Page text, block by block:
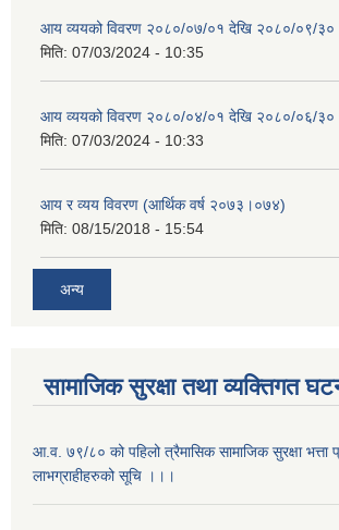
आय व्ययको विवरण २०८०/०७/०१ देखि २०८०/०९/३०
मिति: 07/03/2024 - 10:35
आय व्ययको विवरण २०८०/०४/०१ देखि २०८०/०६/३०
मिति: 07/03/2024 - 10:33
आय र व्यय विवरण (आर्थिक वर्ष २०७३।०७४)
मिति: 08/15/2018 - 15:54
अन्य
सामाजिक सुरक्षा तथा व्यक्तिगत
आ.व. ७९/८० को पहिलो त्रैमासिक सामाजिक सुरक्षा भत्ता
लाभग्राहीहरुको सूचि ।।।